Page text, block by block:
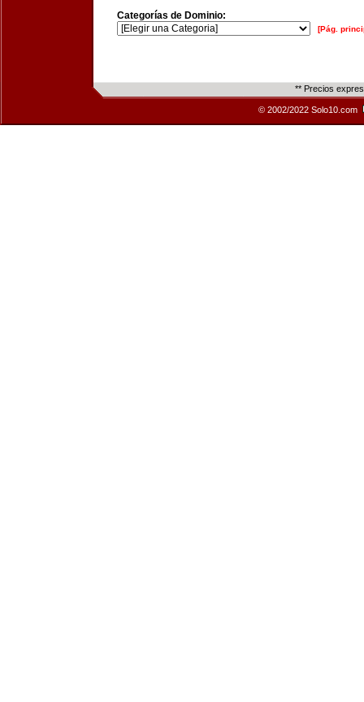
Categorías de Dominio:
[Pág.
** Precios
© 2002/2022 Solo10.com